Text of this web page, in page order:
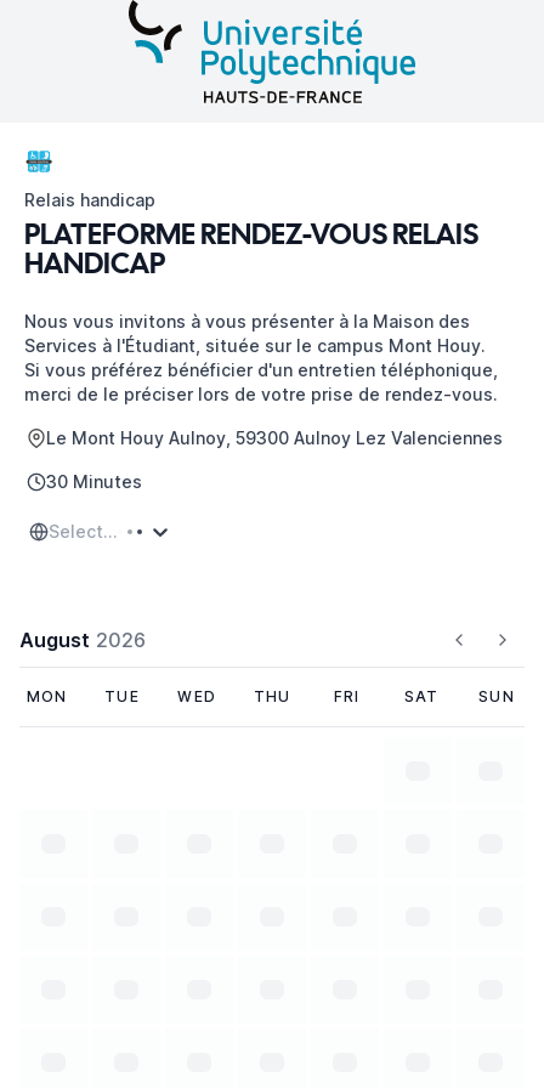
Relais handicap
PLATEFORME RENDEZ-VOUS RELAIS
HANDICAP
Nous vous invitons à vous présenter à la Maison des
Services à l'Étudiant, située sur le campus Mont Houy.
Si vous préférez bénéficier d'un entretien téléphonique,
merci de le préciser lors de votre prise de rendez-vous.
Le Mont Houy Aulnoy, 59300 Aulnoy Lez Valenciennes
30 Minutes
Select...
August 2026
MON TUE WED THU FRI SAT SUN